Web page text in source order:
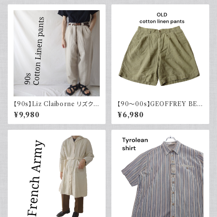
【90s】Liz Claiborne リズクレ
イボーン コットンリネンパンツ
ツータック ワイド スラックス 古
着
¥9,980
【90～00s】GEOFFREY BEE
NE コットンリネンショーツ ツー
タック カーキグリーン フェード
古着
¥6,980